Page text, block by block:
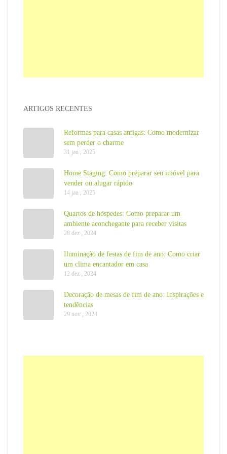
ARTIGOS RECENTES
Reformas para casas antigas: Como modernizar
sem perder o charme
31 jan , 2025
Home Staging: Como preparar seu imóvel para
vender ou alugar rápido
14 jan , 2025
Quartos de hóspedes: Como preparar um
ambiente aconchegante para receber visitas
28 dez , 2024
Iluminação de festas de fim de ano: Como criar
um clima encantador em casa
12 dez , 2024
Decoração de mesas de fim de ano: Inspirações e
tendências
29 nov , 2024